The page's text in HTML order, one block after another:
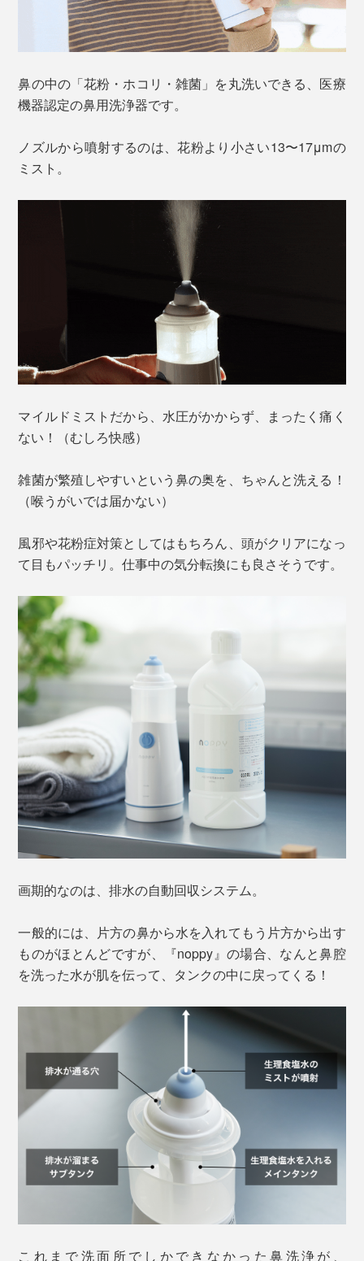
鼻の中の「花粉・ホコリ・雑菌」を丸洗いできる、医療
機器認定の鼻用洗浄器です。
ノズルから噴射するのは、花粉より小さい13〜17μmの
ミスト。
マイルドミストだから、水圧がかからず、まったく痛く
ない！（むしろ快感）
雑菌が繁殖しやすいという鼻の奥を、ちゃんと洗える！
（喉うがいでは届かない）
風邪や花粉症対策としてはもちろん、頭がクリアになっ
て目もパッチリ。仕事中の気分転換にも良さそうです。
画期的なのは、排水の自動回収システム。
一般的には、片方の鼻から水を入れてもう片方から出す
ものがほとんどですが、『noppy』の場合、なんと鼻腔
を洗った水が肌を伝って、タンクの中に戻ってくる！
これまで洗面所でしかできなかった鼻洗浄が、